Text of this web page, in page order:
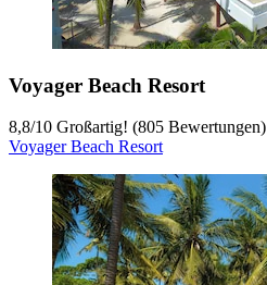
Voyager Beach Resort
8,8/10 Großartig! (805 Bewertungen)
Voyager Beach Resort